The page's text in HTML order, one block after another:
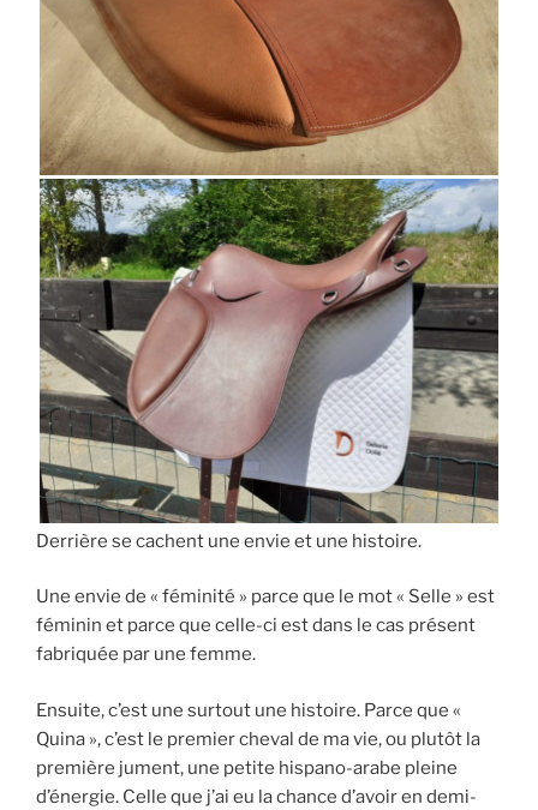
Derrière se cachent une envie et une histoire.
Une envie de « féminité » parce que le mot « Selle » est
féminin et parce que celle-ci est dans le cas présent
fabriquée par une femme.
Ensuite, c’est une surtout une histoire. Parce que «
Quina », c’est le premier cheval de ma vie, ou plutôt la
première jument, une petite hispano-arabe pleine
d’énergie. Celle que j’ai eu la chance d’avoir en demi-